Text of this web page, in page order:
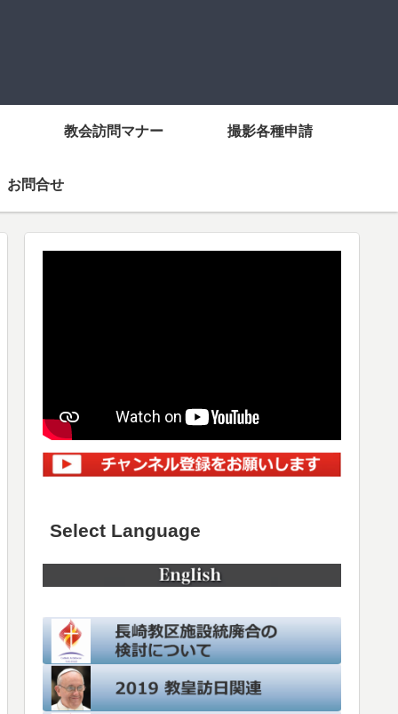
教会訪問マナー 撮影各種申請
お問合せ
Select Language